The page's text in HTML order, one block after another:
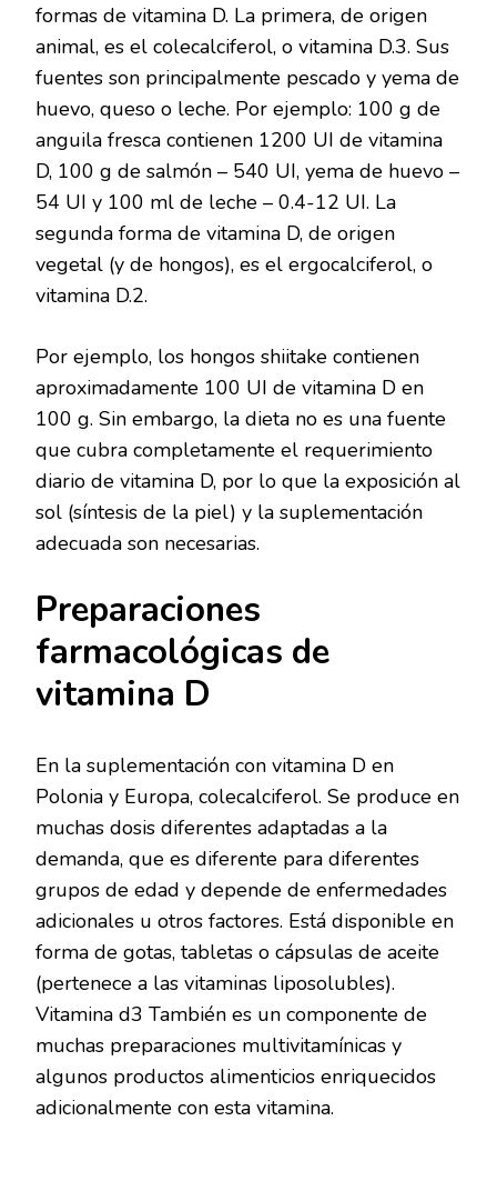
formas de vitamina D. La primera, de origen
animal, es el colecalciferol, o vitamina D.3. Sus
fuentes son principalmente pescado y yema de
huevo, queso o leche. Por ejemplo: 100 g de
anguila fresca contienen 1200 UI de vitamina
D, 100 g de salmón – 540 UI, yema de huevo –
54 UI y 100 ml de leche – 0.4-12 UI. La
segunda forma de vitamina D, de origen
vegetal (y de hongos), es el ergocalciferol, o
vitamina D.2.
Por ejemplo, los hongos shiitake contienen
aproximadamente 100 UI de vitamina D en
100 g. Sin embargo, la dieta no es una fuente
que cubra completamente el requerimiento
diario de vitamina D, por lo que la exposición al
sol (síntesis de la piel) y la suplementación
adecuada son necesarias.
Preparaciones
farmacológicas de
vitamina D
En la suplementación con vitamina D en
Polonia y Europa, colecalciferol. Se produce en
muchas dosis diferentes adaptadas a la
demanda, que es diferente para diferentes
grupos de edad y depende de enfermedades
adicionales u otros factores. Está disponible en
forma de gotas, tabletas o cápsulas de aceite
(pertenece a las vitaminas liposolubles).
Vitamina d3 También es un componente de
muchas preparaciones multivitamínicas y
algunos productos alimenticios enriquecidos
adicionalmente con esta vitamina.